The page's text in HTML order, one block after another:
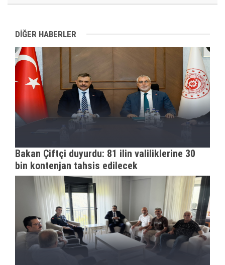
DİĞER HABERLER
Bakan Çiftçi duyurdu: 81 ilin valiliklerine 30
bin kontenjan tahsis edilecek